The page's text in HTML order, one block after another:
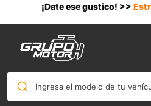
¡Date ese gustico! >>
Ingresa el modelo de tu